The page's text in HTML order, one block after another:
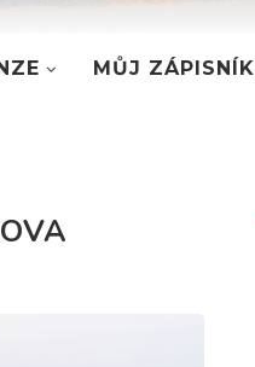
MŮJ ZÁPISNÍK